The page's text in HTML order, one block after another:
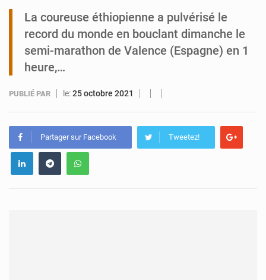
Tibiri : le dialogue, nouveau terrain de jeu pour la paix
La coureuse éthiopienne a pulvérisé le
record du monde en bouclant dimanche le
semi-marathon de Valence (Espagne) en 1
heure,…
PUBLIÉ PAR le:25 octobre 2021
Partager sur Facebook Tweetez!